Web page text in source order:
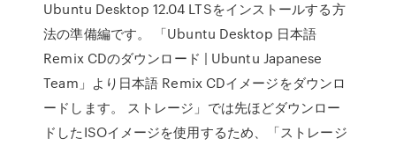
Ubuntu Desktop 12.04 LTSをインストールする方
法の準備編です。 「Ubuntu Desktop 日本語
Remix CDのダウンロード | Ubuntu Japanese
Team」より日本語 Remix CDイメージをダウンロ
ードします。 ストレージ」では先ほどダウンロー
ドしたISOイメージを使用するため、「ストレージ